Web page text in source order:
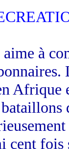
à
Afrique
cent